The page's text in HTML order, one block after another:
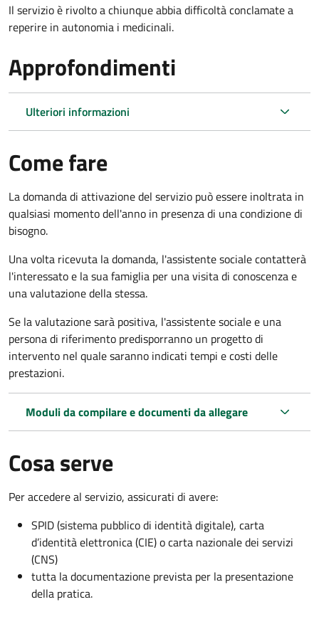
Il servizio è rivolto a chiunque abbia difficoltà conclamate a
reperire in autonomia i medicinali.
Approfondimenti
Ulteriori informazioni
Come fare
La domanda di attivazione del servizio può essere inoltrata in
qualsiasi momento dell'anno in presenza di una condizione di
bisogno.
Una volta ricevuta la domanda, l'assistente sociale contatterà
l'interessato e la sua famiglia per una visita di conoscenza e
una valutazione della stessa.
Se la valutazione sarà positiva, l'assistente sociale e una
persona di riferimento predisporranno un progetto di
intervento nel quale saranno indicati tempi e costi delle
prestazioni.
Moduli da compilare e documenti da allegare
Cosa serve
Per accedere al servizio, assicurati di avere:
SPID (sistema pubblico di identità digitale), carta
d’identità elettronica (CIE) o carta nazionale dei servizi
(CNS)
tutta la documentazione prevista per la presentazione
della pratica.